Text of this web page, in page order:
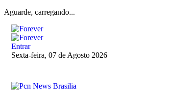
Aguarde, carregando...
Entrar
Sexta-feira, 07 de Agosto 2026